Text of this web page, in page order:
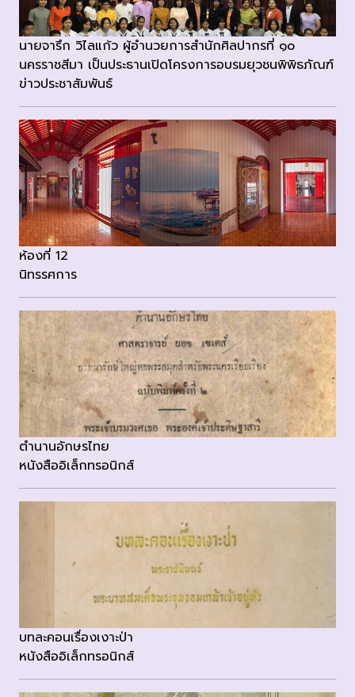
นายจารึก วิไลแก้ว ผู้อำนวยการสำนักศิลปากรที่ ๑๐
นครราชสีมา เป็นประธานเปิดโครงการอบรมยุวชนพิพิธภัณฑ์
ข่าวประชาสัมพันธ์
ห้องที่ 12
นิทรรศการ
ตำนานอักษรไทย
หนังสืออิเล็กทรอนิกส์
บทละคอนเรื่องเงาะป่า
หนังสืออิเล็กทรอนิกส์